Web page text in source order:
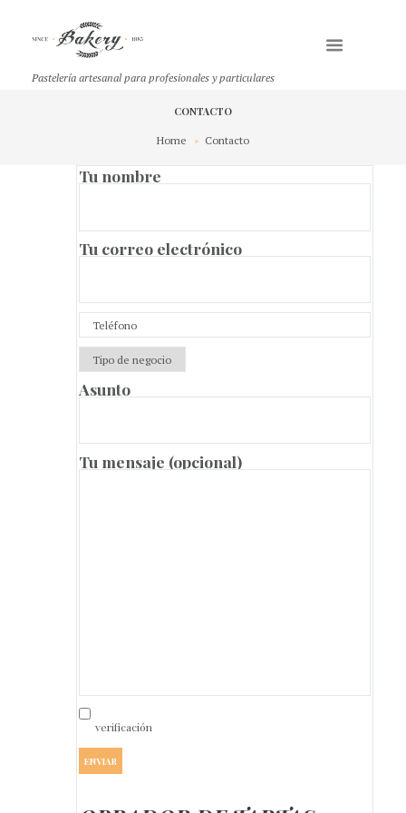
Pastelería artesanal para profesionales y particulares
CONTACTO
Home Contacto
Tu nombre
Tu correo electrónico
Asunto
Tu mensaje (opcional)
verificación